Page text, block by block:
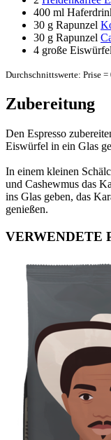
400 ml
30 g Rapunzel
30 g Rapunzel
4 große Eiswürfel
Durchschnittswerte: Prise =
Zubereitung
Den Espresso
Eiswürfel in ein Glas
In einem kleinen
und Cashewmus das
ins Glas geben, das
genießen.
VERWENDETE